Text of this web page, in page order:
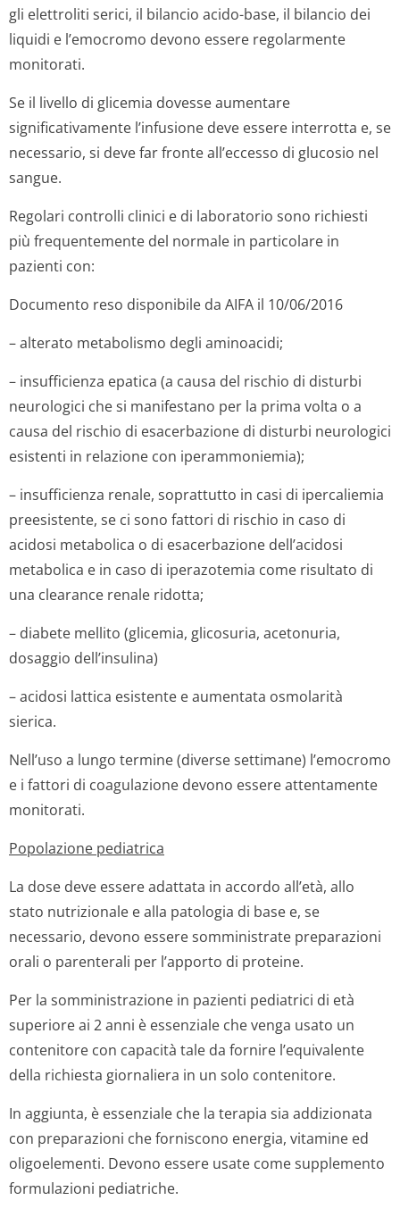
gli elettroliti serici, il bilancio acido-base, il bilancio dei
liquidi e l’emocromo devono essere regolarmente
monitorati.
Se il livello di glicemia dovesse aumentare
significativamente l’infusione deve essere interrotta e, se
necessario, si deve far fronte all’eccesso di glucosio nel
sangue.
Regolari controlli clinici e di laboratorio sono richiesti
più frequentemente del normale in particolare in
pazienti con:
Documento reso disponibile da AIFA il 10/06/2016
– alterato metabolismo degli aminoacidi;
– insufficienza epatica (a causa del rischio di disturbi
neurologici che si manifestano per la prima volta o a
causa del rischio di esacerbazione di disturbi neurologici
esistenti in relazione con iperammoniemia);
– insufficienza renale, soprattutto in casi di ipercaliemia
preesistente, se ci sono fattori di rischio in caso di
acidosi metabolica o di esacerbazione dell’acidosi
metabolica e in caso di iperazotemia come risultato di
una clearance renale ridotta;
– diabete mellito (glicemia, glicosuria, acetonuria,
dosaggio dell’insulina)
– acidosi lattica esistente e aumentata osmolarità
sierica.
Nell’uso a lungo termine (diverse settimane) l’emocromo
e i fattori di coagulazione devono essere attentamente
monitorati.
Popolazione pediatrica
La dose deve essere adattata in accordo all’età, allo
stato nutrizionale e alla patologia di base e, se
necessario, devono essere somministrate preparazioni
orali o parenterali per l’apporto di proteine.
Per la somministrazione in pazienti pediatrici di età
superiore ai 2 anni è essenziale che venga usato un
contenitore con capacità tale da fornire l’equivalente
della richiesta giornaliera in un solo contenitore.
In aggiunta, è essenziale che la terapia sia addizionata
con preparazioni che forniscono energia, vitamine ed
oligoelementi. Devono essere usate come supplemento
formulazioni pediatriche.